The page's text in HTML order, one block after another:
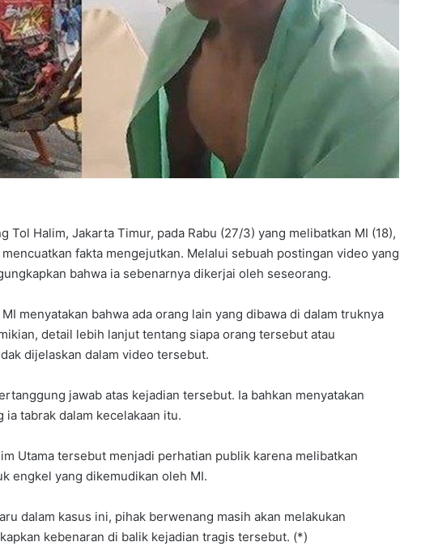
Tol Halim, Jakarta Timur, pada Rabu (27/3) yang melibatkan MI (18),
fakta mengejutkan. Melalui sebuah postingan video yang
bahwa ia sebenarnya dikerjai oleh seseorang.
menyatakan bahwa ada orang lain yang dibawa di dalam truknya
detail lebih lanjut tentang siapa orang tersebut atau
dijelaskan dalam video tersebut.
jawab atas kejadian tersebut. Ia bahkan menyatakan
tabrak dalam kecelakaan itu.
Utama tersebut menjadi perhatian publik karena melibatkan
engkel yang dikemudikan oleh MI.
dalam kasus ini, pihak berwenang masih akan melakukan
kebenaran di balik kejadian tragis tersebut. (*)